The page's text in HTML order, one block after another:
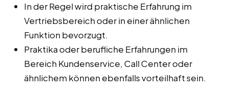
In der Regel wird praktische Erfahrung im
Vertriebsbereich oder in einer ähnlichen
Funktion bevorzugt.
Praktika oder berufliche Erfahrungen im
Bereich Kundenservice, Call Center oder
ähnlichem können ebenfalls vorteilhaft sein.